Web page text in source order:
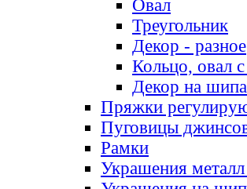
Овал
Треугольник
Декор - разное
Кольцо, овал
Декор на
Пряжки
Пуговицы
Рамки
Украшения